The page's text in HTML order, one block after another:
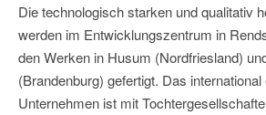
Die technologisch starken und qualitativ
werden im Entwicklungszentrum in
den Werken in Husum (Nordfriesland)
(Brandenburg) gefertigt. Das
Unternehmen ist mit